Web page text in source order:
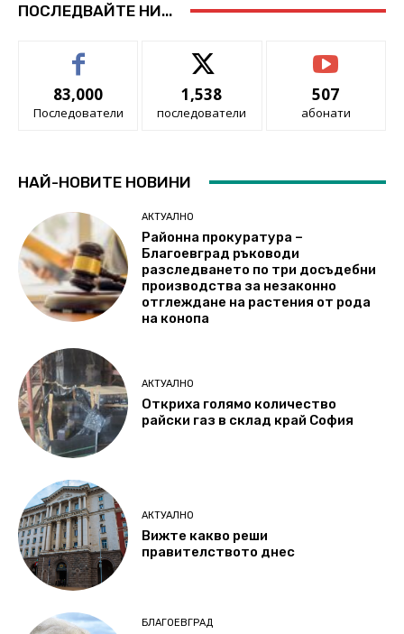
ПОСЛЕДВАЙТЕ НИ...
83,000
Последователи
1,538
последователи
507
абонати
НАЙ-НОВИТЕ НОВИНИ
АКТУАЛНО
Районна прокуратура –
Благоевград ръководи
разследването по три досъдебни
производства за незаконно
отглеждане на растения от рода
на конопа
АКТУАЛНО
Откриха голямо количество
райски газ в склад край София
АКТУАЛНО
Вижте какво реши
правителството днес
БЛАГОЕВГРАД